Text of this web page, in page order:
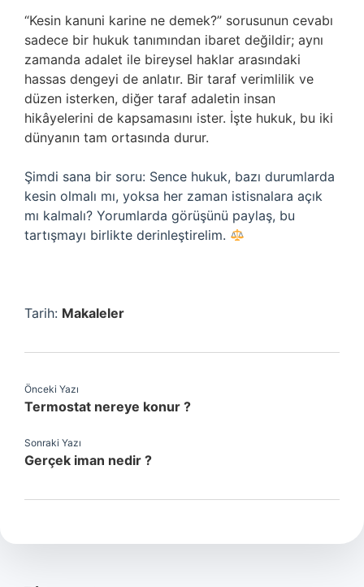
“Kesin kanuni karine ne demek?” sorusunun cevabı
sadece bir hukuk tanımından ibaret değildir; aynı
zamanda adalet ile bireysel haklar arasındaki
hassas dengeyi de anlatır. Bir taraf verimlilik ve
düzen isterken, diğer taraf adaletin insan
hikâyelerini de kapsamasını ister. İşte hukuk, bu iki
dünyanın tam ortasında durur.
Şimdi sana bir soru: Sence hukuk, bazı durumlarda
kesin olmalı mı, yoksa her zaman istisnalara açık
mı kalmalı? Yorumlarda görüşünü paylaş, bu
tartışmayı birlikte derinleştirelim.
Tarih: Makaleler
Önceki Yazı
Termostat nereye konur ?
Sonraki Yazı
Gerçek iman nedir ?